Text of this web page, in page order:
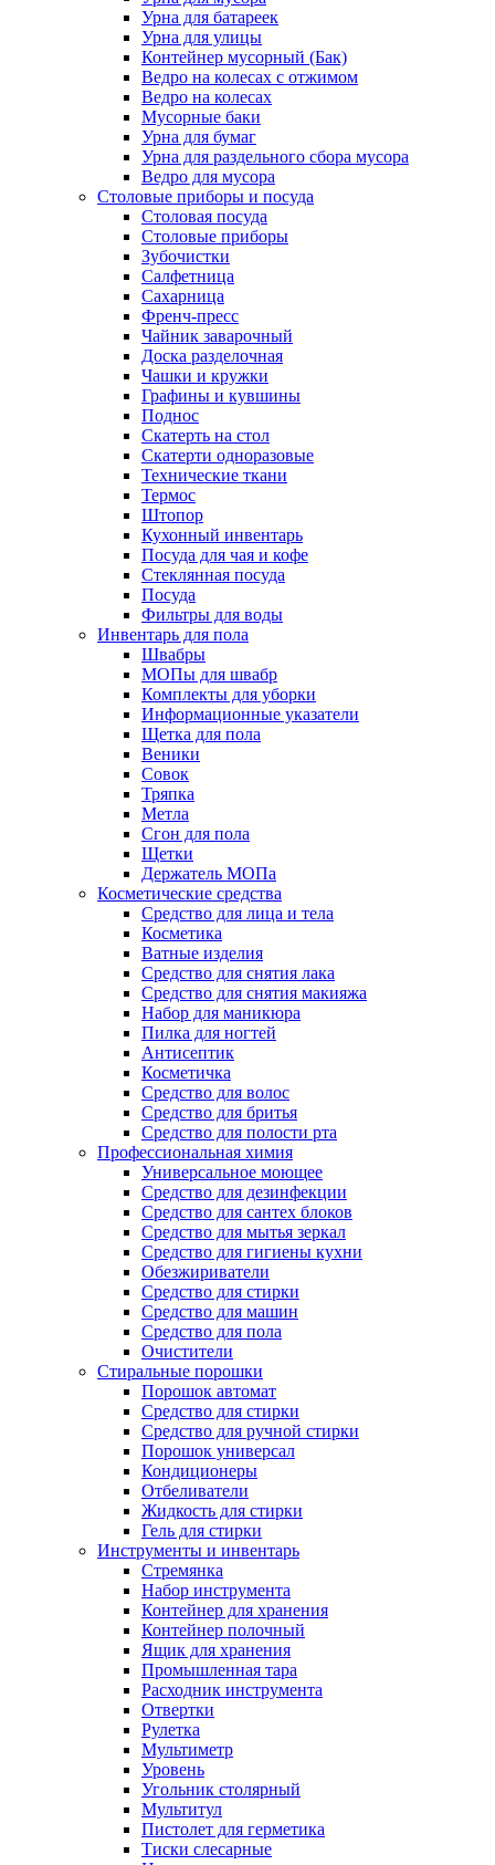
Урна для батареек
Урна для улицы
Контейнер мусорный (Бак)
Ведро на колесах с отжимом
Ведро на колесах
Мусорные баки
Урна для бумаг
Урна для раздельного сбора мусора
Ведро для мусора
Столовые приборы и посуда
Столовая посуда
Столовые приборы
Зубочистки
Салфетница
Сахарница
Френч-пресс
Чайник заварочный
Доска разделочная
Чашки и кружки
Графины и кувшины
Поднос
Скатерть на стол
Скатерти одноразовые
Технические ткани
Термос
Штопор
Кухонный инвентарь
Посуда для чая и кофе
Стеклянная посуда
Посуда
Фильтры для воды
Инвентарь для пола
Швабры
МОПы для швабр
Комплекты для уборки
Информационные указатели
Щетка для пола
Веники
Совок
Тряпка
Метла
Сгон для пола
Щетки
Держатель МОПа
Косметические средства
Средство для лица и тела
Косметика
Ватные изделия
Средство для снятия лака
Средство для снятия макияжа
Набор для маникюра
Пилка для ногтей
Антисептик
Косметичка
Средство для волос
Средство для бритья
Средство для полости рта
Профессиональная химия
Универсальное моющее
Средство для дезинфекции
Средство для сантех блоков
Средство для мытья зеркал
Средство для гигиены кухни
Обезжириватели
Средство для стирки
Средство для машин
Средство для пола
Очистители
Стиральные порошки
Порошок автомат
Средство для стирки
Средство для ручной стирки
Порошок универсал
Кондиционеры
Отбеливатели
Жидкость для стирки
Гель для стирки
Инструменты и инвентарь
Стремянка
Набор инструмента
Контейнер для хранения
Контейнер полочный
Ящик для хранения
Промышленная тара
Расходник инструмента
Отвертки
Рулетка
Мультиметр
Уровень
Угольник столярный
Мультитул
Пистолет для герметика
Тиски слесарные